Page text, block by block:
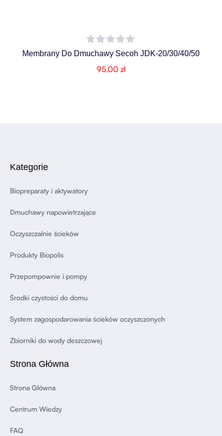
Membrany Do Dmuchawy Secoh JDK-20/30/40/50
95,00 zł
Kategorie
Biopreparaty i aktywatory
Dmuchawy napowietrzające
Oczyszczalnie ścieków
Produkty Biopolis
Przepompownie i pompy
Środki czystości do domu
System zagospodarowania ścieków oczyszczonych
Zbiorniki do wody deszczowej
Strona Główna
Strona Główna
Centrum Wiedzy
FAQ